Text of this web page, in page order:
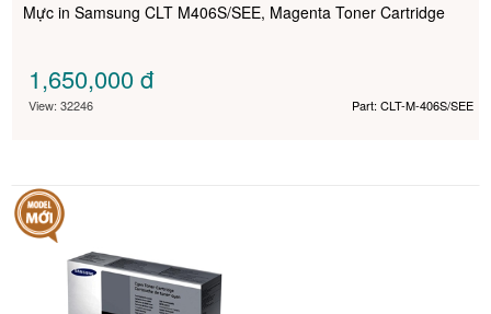
Mực in Samsung CLT M406S/SEE, Magenta Toner Cartridge
1,650,000đ
View: 32246 Part: CLT-M-406S/SEE